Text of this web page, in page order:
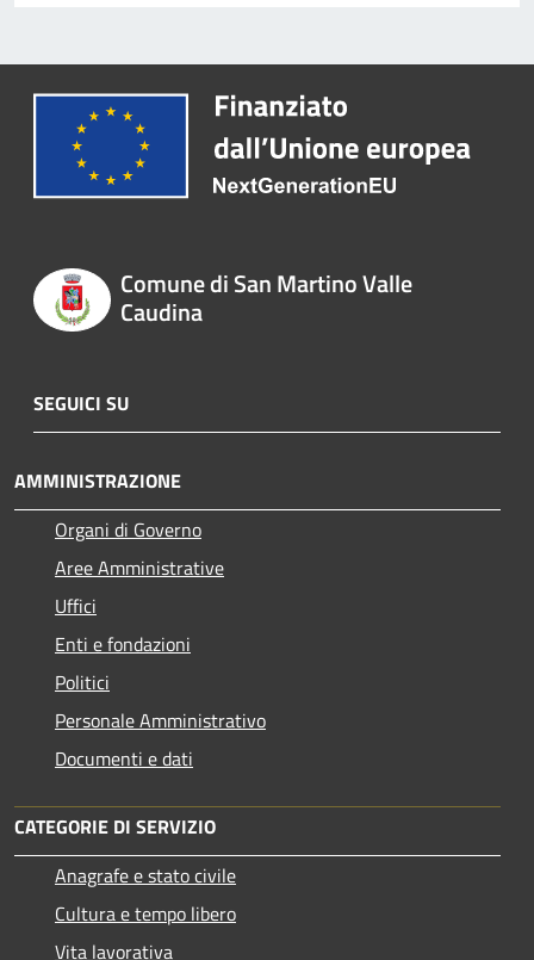
Comune di San Martino Valle
Caudina
SEGUICI SU
AMMINISTRAZIONE
Organi di Governo
Aree Amministrative
Uffici
Enti e fondazioni
Politici
Personale Amministrativo
Documenti e dati
CATEGORIE DI SERVIZIO
Anagrafe e stato civile
Cultura e tempo libero
Vita lavorativa